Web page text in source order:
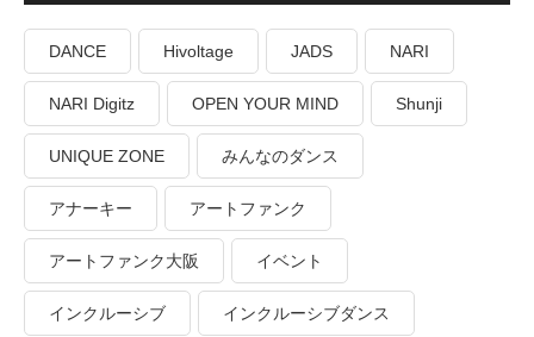
DANCE Hivoltage JADS NARI
NARI Digitz OPEN YOUR MIND Shunji
UNIQUE ZONE みんなのダンス
アナーキー アートファンク
アートファンク大阪 イベント
インクルーシブ インクルーシブダンス